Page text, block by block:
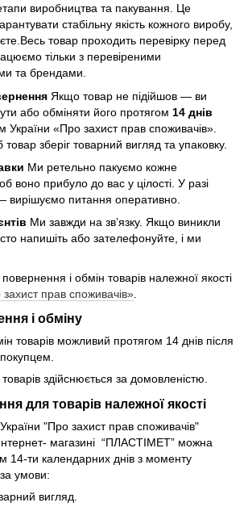
виробництва та пакування. Це
стабільну якість кожного виробу,
товар проходить перевірку перед
тільки з перевіреними
та брендами.
Якщо товар не підійшов — ви
або обміняти його протягом 14 днів
України «Про захист прав споживачів».
зберіг товарний вигляд та упаковку.
Ми ретельно пакуємо кожне
воно прибуло до вас у цілості. У разі
питання оперативно.
Ми завжди на зв’язку. Якщо виникли
напишіть або зателефонуйте, і ми
і обмін товарів належної якості
прав споживачів»
і обміну
товарів можливий протягом 14 днів після
здійснюється за домовленістю.
для товарів належної якості
"Про захист прав споживачів"
магазині “ПЛАСТІМЕТ” можна
14-ти календарних днів з моменту
умови:
вигляд.